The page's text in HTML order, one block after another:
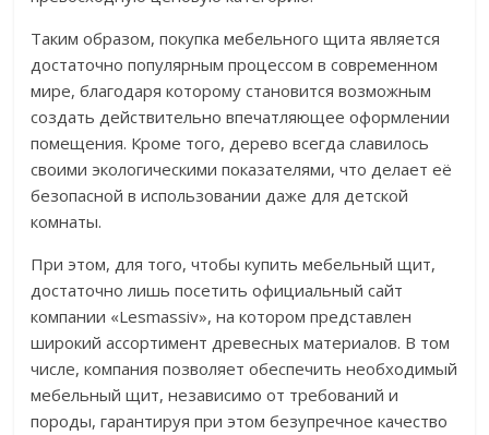
Таким образом, покупка мебельного щита является
достаточно популярным процессом в современном
мире, благодаря которому становится возможным
создать действительно впечатляющее оформлении
помещения. Кроме того, дерево всегда славилось
своими экологическими показателями, что делает её
безопасной в использовании даже для детской
комнаты.
При этом, для того, чтобы купить мебельный щит,
достаточно лишь посетить официальный сайт
компании «Lesmassiv», на котором представлен
широкий ассортимент древесных материалов. В том
числе, компания позволяет обеспечить необходимый
мебельный щит, независимо от требований и
породы, гарантируя при этом безупречное качество